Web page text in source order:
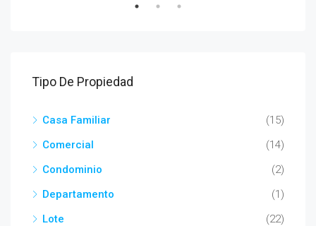
Tipo De Propiedad
Casa Familiar
(15)
Comercial
(14)
Condominio
(2)
Departamento
(1)
Lote
(22)